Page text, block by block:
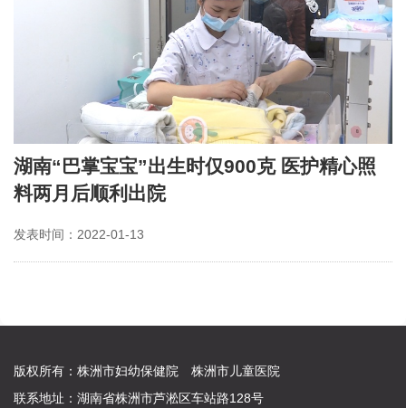
湖南“巴掌宝宝”出生时仅900克 医护精心照
料两月后顺利出院
发表时间：2022-01-13
版权所有：株洲市妇幼保健院 株洲市儿童医院
联系地址：湖南省株洲市芦淞区车站路128号